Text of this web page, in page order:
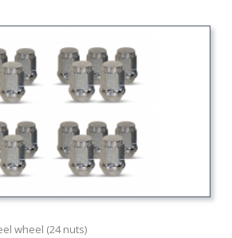
wheel (24 nuts)